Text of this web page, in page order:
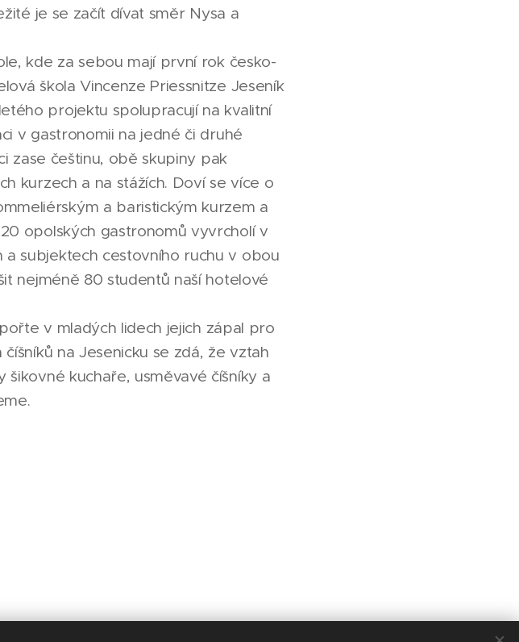
je se začít dívat směr Nysa a
kde za sebou mají první rok česko-
škola Vincenze Priessnitze Jeseník
projektu spolupracují na kvalitní
v gastronomii na jedné či druhé
zase češtinu, obě skupiny pak
kurzech a na stážích. Doví se více o
a baristickým kurzem a
opolských gastronomů vyvrcholí v
subjektech cestovního ruchu v obou
nejméně 80 studentů naší hotelové
v mladých lidech jejich zápal pro
na Jesenicku se zdá, že vztah
kuchaře, usměvavé číšníky a